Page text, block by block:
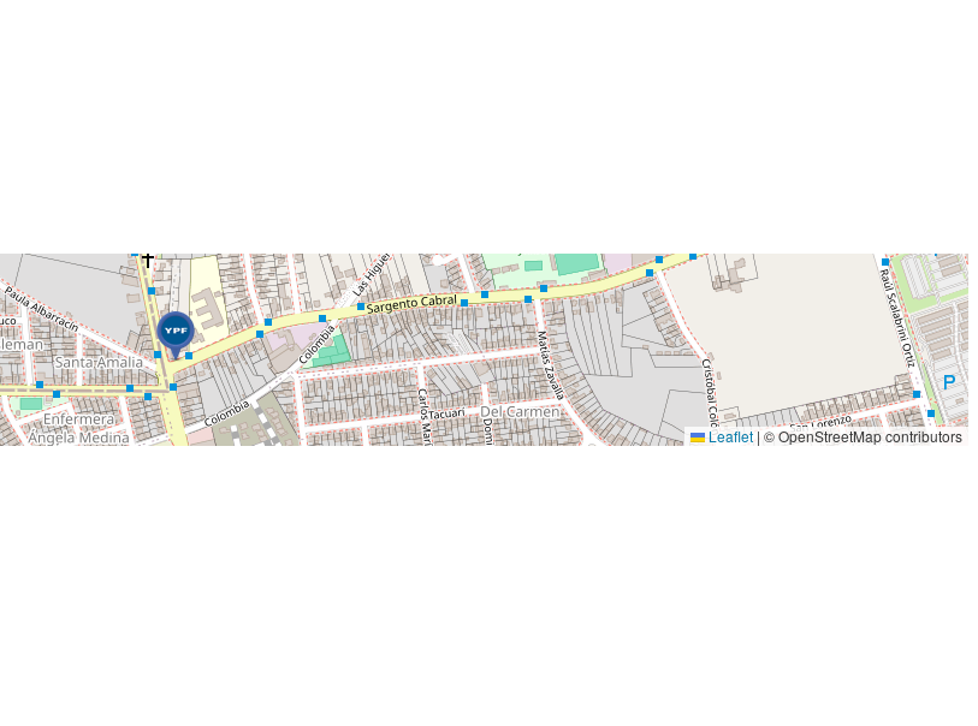
Leaflet |© OpenStreetMap contributors